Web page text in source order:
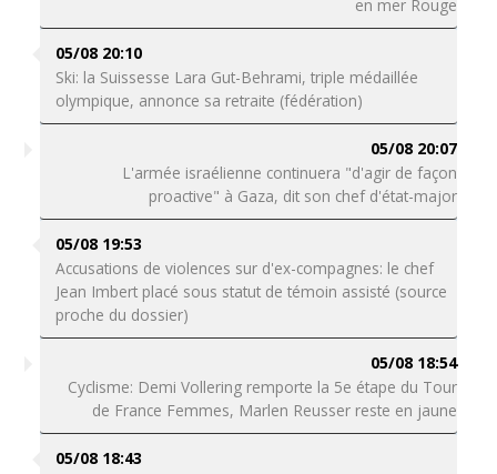
en mer Rouge
05/08 20:10
Ski: la Suissesse Lara Gut-Behrami, triple médaillée
olympique, annonce sa retraite (fédération)
05/08 20:07
L'armée israélienne continuera "d'agir de façon
proactive" à Gaza, dit son chef d'état-major
05/08 19:53
Accusations de violences sur d'ex-compagnes: le chef
Jean Imbert placé sous statut de témoin assisté (source
proche du dossier)
05/08 18:54
Cyclisme: Demi Vollering remporte la 5e étape du Tour
de France Femmes, Marlen Reusser reste en jaune
05/08 18:43